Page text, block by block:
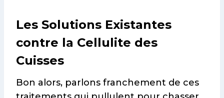
Les Solutions Existantes
contre la Cellulite des
Cuisses
Bon alors, parlons franchement de ces